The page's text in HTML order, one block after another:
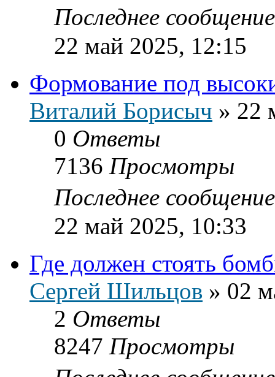
Последнее
22 май 2025, 12:15
Формование под
Виталий Борисыч » 22
0 Ответы
7136 Просмотры
Последнее
22 май 2025, 10:33
Где должен стоять
Сергей Шильцов » 02
2 Ответы
8247 Просмотры